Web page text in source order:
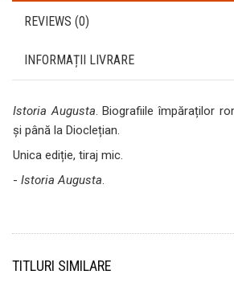
REVIEWS (0)
INFORMAȚII LIVRARE
Istoria Augusta. Biografiile împăraților
și până la Dioclețian.
Unica ediție, tiraj mic.
- Istoria Augusta.
TITLURI SIMILARE